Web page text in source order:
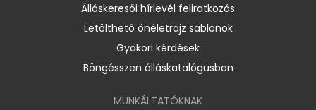
Álláskeresői hírlevél feliratkozás
Letölthető önéletrajz sablonok
Gyakori kérdések
Böngésszen álláskatalógusban
MUNKÁLTATÓKNAK